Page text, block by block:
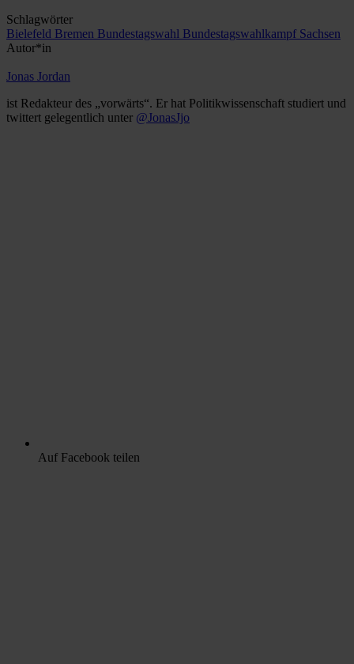
Schlagwörter
Bielefeld Bremen Bundestagswahl Bundestagswahlkampf Sachsen
Autor*in
Jonas Jordan
ist Redakteur des „vorwärts“. Er hat Politikwissenschaft studiert und
twittert gelegentlich unter @JonasJjo
Auf Facebook teilen